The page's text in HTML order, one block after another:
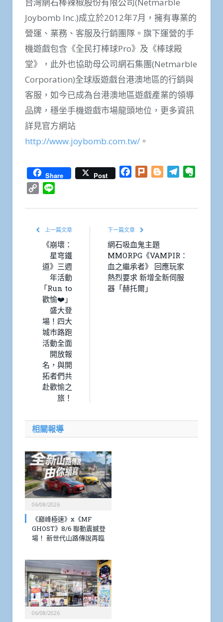
台灣網石棒辣椒股份有限公司(Netmarble
Joybomb Inc.)成立於2012年7月，擁有專業的
營運、業務、客服及行銷團隊。旗下運營的手
機遊戲包含《全民打棒球Pro》及《棒球殿
堂》，此外也協助母公司網石集團(Netmarble
Corporation)全球版遊戲台港澳地區的行銷與
客服，如今已成為台港澳地區遊戲產業的領導
品牌，穩坐手機遊戲市場龍頭地位，更多資訊
詳見官方網站
http://www.joybomb.com.tw/ 。
Share Post Facebook
Plurk BloggerTelegram
Copy
上一篇文章
《崩壞：
星穹鐵
道》三週
年活動
「Run to
歡愉❤️」
盛大登
場！四大
城市路跑
活動全面
開放報
名，與開
拓者們共
赴歡愉之
旅！
下一篇文章
網石吸血鬼主題
MMORPG《VAMPIR：
血之繼承者》 回應玩家
熱烈要求 新增全新伺服
器「赫托爾」
相關報導
06/08/2026
《巔峰極速》x《MF
GHOST》8/6 聯動震撼登
場！ 新世代山路傳說再臨
06/08/2026